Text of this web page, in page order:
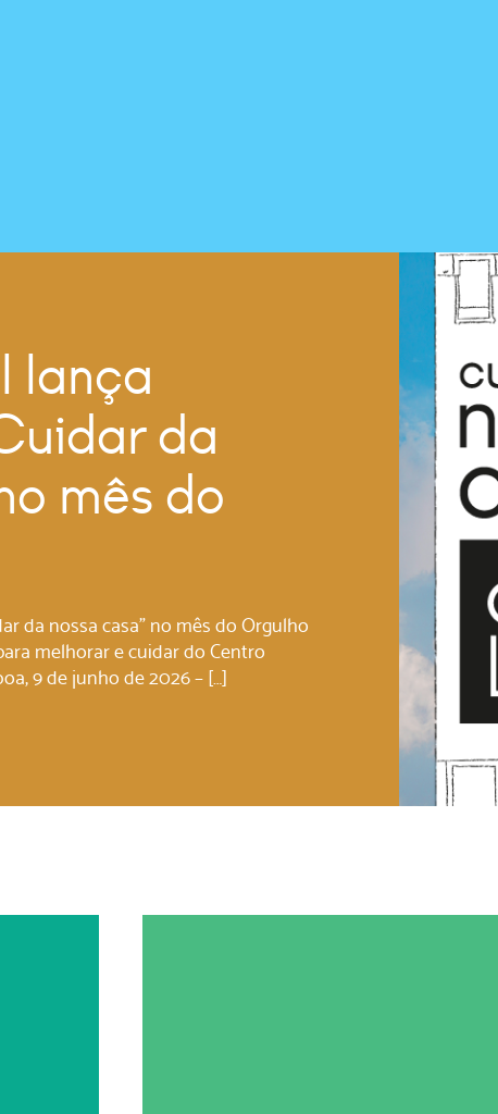
lança
da
mês do
da nossa casa” no mês do Orgulho
melhorar e cuidar do Centro
9 de junho de 2026 – […]